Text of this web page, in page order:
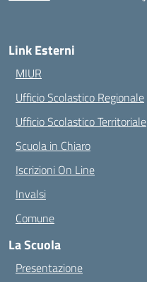
Link Esterni
MIUR
Ufficio Scolastico Regionale
Ufficio Scolastico Territoriale
Scuola in Chiaro
Iscrizioni On Line
Invalsi
Comune
La Scuola
Presentazione